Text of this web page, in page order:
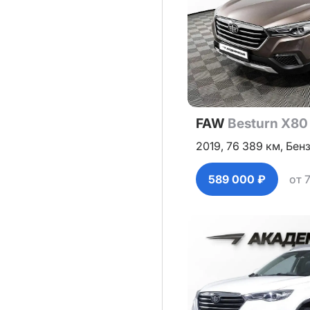
FAW Besturn X80
2019, 76 389 км,
589 000 ₽ от